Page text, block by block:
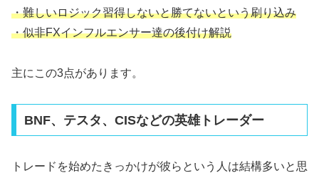
・難しいロジック習得しないと勝てないという刷り込み
・似非FXインフルエンサー達の後付け解説
主にこの3点があります。
BNF、テスタ、CISなどの英雄トレーダー
トレードを始めたきっかけが彼らという人は結構多いと思